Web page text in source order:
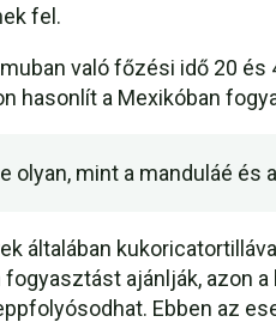
fel.
való főzési idő 20
hasonlít a Mexikóban
olyan, mint a manduláé és
általában
fogyasztást ajánlják, azon
Ebben az